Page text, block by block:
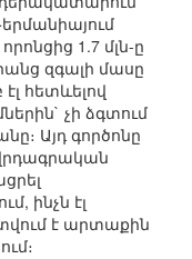
1.7 մլն-ը
զգալի մասը
հետևելով
չի ձգտում
Այդ գործոնը
ինչն էլ
է արտաքին